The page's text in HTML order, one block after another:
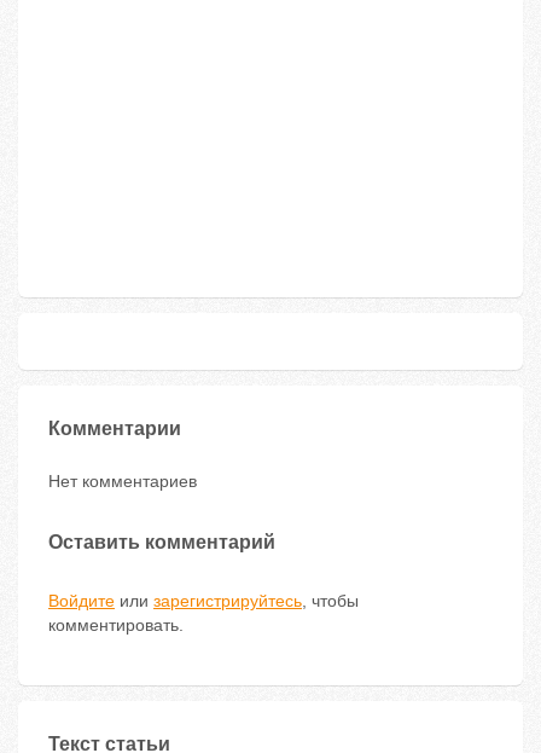
Комментарии
Нет комментариев
Оставить комментарий
Войдите или зарегистрируйтесь, чтобы
комментировать.
Текст статьи